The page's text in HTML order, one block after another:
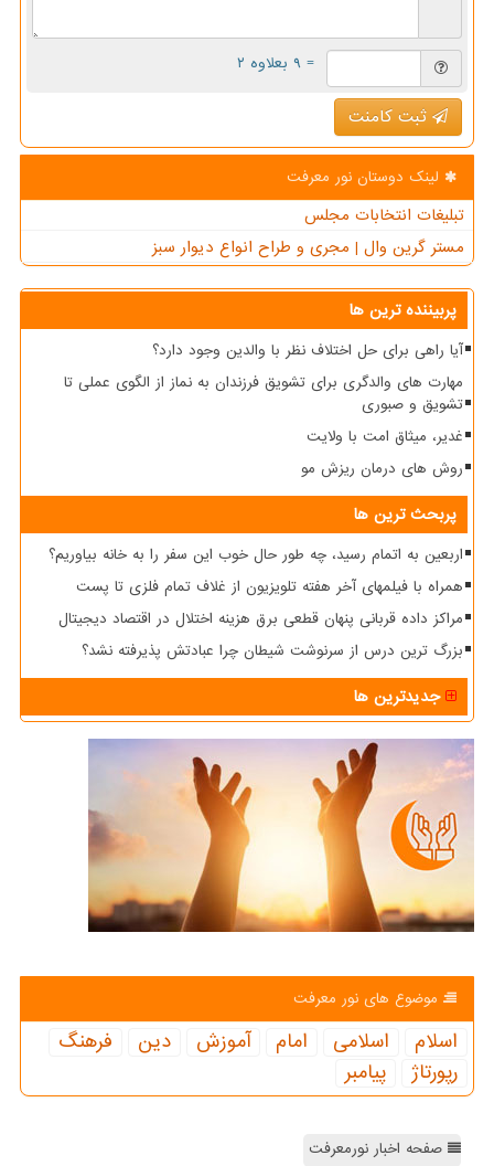
= ۹ بعلاوه ۲
ثبت کامنت
لینک دوستان نور معرفت
تبلیغات انتخابات مجلس
مستر گرین وال | مجری و طراح انواع دیوار سبز
پربیننده ترین ها
آیا راهی برای حل اختلاف نظر با والدین وجود دارد؟
مهارت های والدگری برای تشویق فرزندان به نماز از الگوی عملی تا
تشویق و صبوری
غدیر، میثاق امت با ولایت
روش های درمان ریزش مو
پربحث ترین ها
اربعین به اتمام رسید، چه طور حال خوب این سفر را به خانه بیاوریم؟
همراه با فیلمهای آخر هفته تلویزیون از غلاف تمام فلزی تا پست
مراکز داده قربانی پنهان قطعی برق هزینه اختلال در اقتصاد دیجیتال
بزرگ ترین درس از سرنوشت شیطان چرا عبادتش پذیرفته نشد؟
جدیدترین ها
موضوع های نور معرفت
اسلام اسلامی امام آموزش دین
فرهنگ
رپورتاژ
پیامبر
صفحه اخبار نورمعرفت